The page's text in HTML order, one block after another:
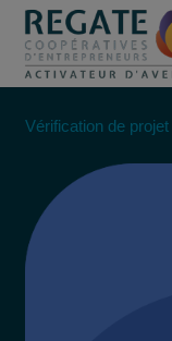
Vérification de projet